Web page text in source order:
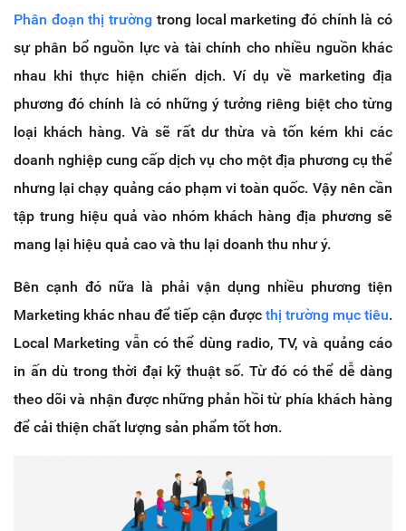
Phân đoạn thị trường trong local marketing đó chính là có
sự phân bổ nguồn lực và tài chính cho nhiều nguồn khác
nhau khi thực hiện chiến dịch. Ví dụ về marketing địa
phương đó chính là có những ý tưởng riêng biệt cho từng
loại khách hàng. Và sẽ rất dư thừa và tốn kém khi các
doanh nghiệp cung cấp dịch vụ cho một địa phương cụ thể
nhưng lại chạy quảng cáo phạm vi toàn quốc. Vậy nên cần
tập trung hiệu quả vào nhóm khách hàng địa phương sẽ
mang lại hiệu quả cao và thu lại doanh thu như ý.
Bên cạnh đó nữa là phải vận dụng nhiều phương tiện
Marketing khác nhau để tiếp cận được thị trường mục tiêu.
Local Marketing vẫn có thể dùng radio, TV, và quảng cáo
in ấn dù trong thời đại kỹ thuật số. Từ đó có thể dễ dàng
theo dõi và nhận được những phản hồi từ phía khách hàng
để cải thiện chất lượng sản phẩm tốt hơn.